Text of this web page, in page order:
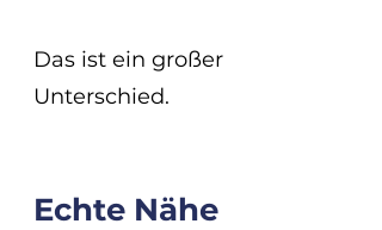
Das ist ein großer
Unterschied.
Echte Nähe